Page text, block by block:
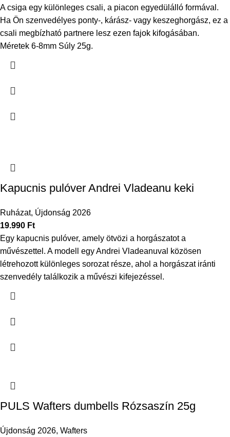
A csiga egy különleges csali, a piacon egyedülálló formával.
Ha Ön szenvedélyes ponty-, kárász- vagy keszeghorgász, ez a
csali megbízható partnere lesz ezen fajok kifogásában.
Méretek 6-8mm Súly 25g.
Kapucnis pulóver Andrei Vladeanu keki
Ruházat, Újdonság 2026
19.990 Ft
Egy kapucnis pulóver, amely ötvözi a horgászatot a
művészettel. A modell egy Andrei Vladeanuval közösen
létrehozott különleges sorozat része, ahol a horgászat iránti
szenvedély találkozik a művészi kifejezéssel.
PULS Wafters dumbells Rózsaszín 25g
Újdonság 2026, Wafters